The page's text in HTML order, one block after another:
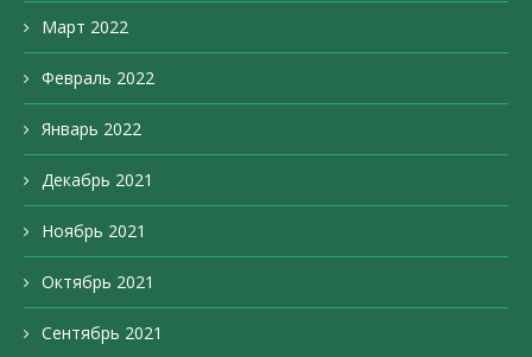
Март 2022
Февраль 2022
Январь 2022
Декабрь 2021
Ноябрь 2021
Октябрь 2021
Сентябрь 2021